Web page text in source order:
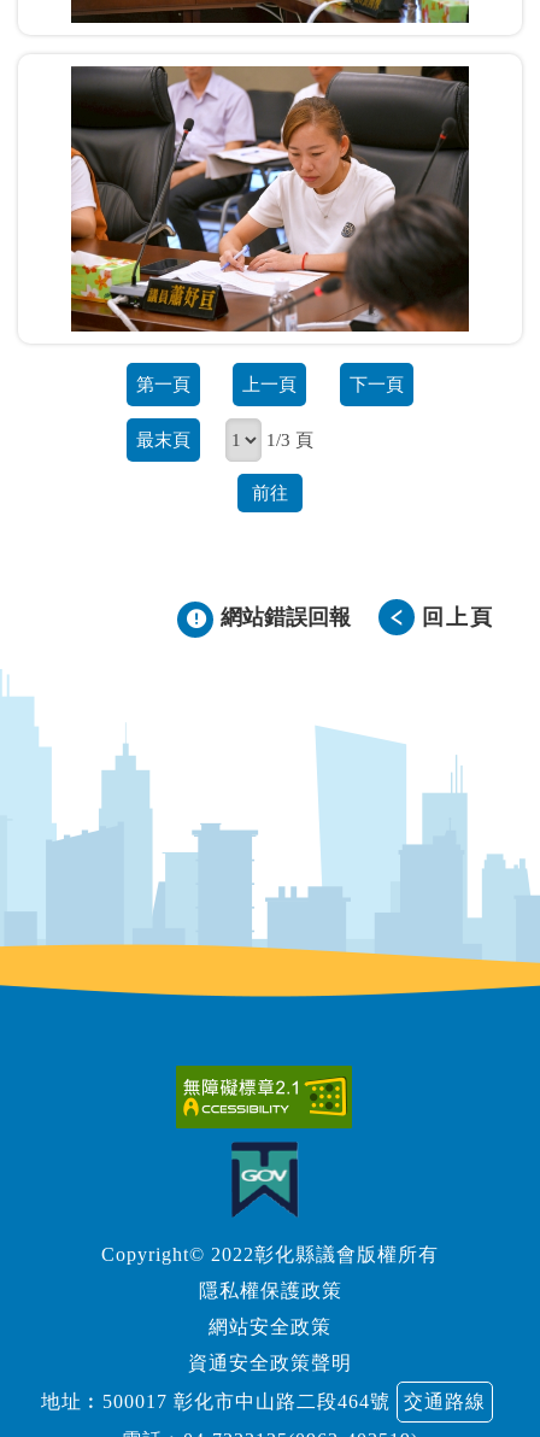
第一頁 上一頁 下一頁
最末頁 1/3 頁
前往
網站錯誤回報 回上頁
Copyright© 2022彰化縣議會版權所有
隱私權保護政策
網站安全政策
資通安全政策聲明
地址︰500017 彰化市中山路二段464號
交通路線